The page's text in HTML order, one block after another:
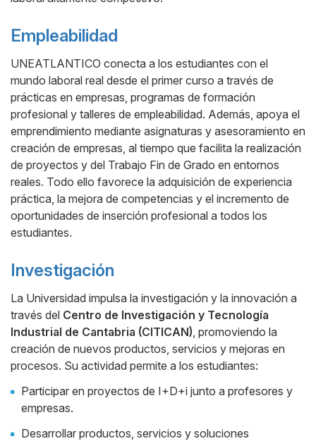
Empleabilidad
UNEATLANTICO conecta a los estudiantes con el
mundo laboral real desde el primer curso a través de
prácticas en empresas, programas de formación
profesional y talleres de empleabilidad. Además, apoya el
emprendimiento mediante asignaturas y asesoramiento en
creación de empresas, al tiempo que facilita la realización
de proyectos y del Trabajo Fin de Grado en entornos
reales. Todo ello favorece la adquisición de experiencia
práctica, la mejora de competencias y el incremento de
oportunidades de inserción profesional a todos los
estudiantes.
Investigación
La Universidad impulsa la investigación y la innovación a
través del Centro de Investigación y Tecnología
Industrial de Cantabria (CITICAN) , promoviendo la
creación de nuevos productos, servicios y mejoras en
procesos. Su actividad permite a los estudiantes:
Participar en proyectos de I+D+i junto a profesores y
empresas.
Desarrollar productos, servicios y soluciones